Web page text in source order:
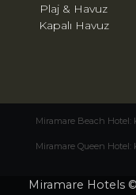
Plaj & Havuz
Kapalı Havuz
Miramare Beach Hotel:
Miramare Queen
Miramare Hotels